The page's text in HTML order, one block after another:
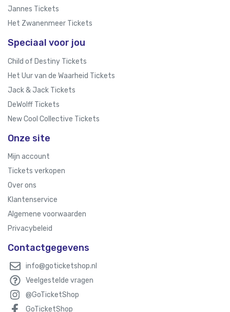
Jannes Tickets
Het Zwanenmeer Tickets
Speciaal voor jou
Child of Destiny Tickets
Het Uur van de Waarheid Tickets
Jack & Jack Tickets
DeWolff Tickets
New Cool Collective Tickets
Onze site
Mijn account
Tickets verkopen
Over ons
Klantenservice
Algemene voorwaarden
Privacybeleid
Contactgegevens
info@goticketshop.nl
Veelgestelde vragen
@GoTicketShop
GoTicketShop